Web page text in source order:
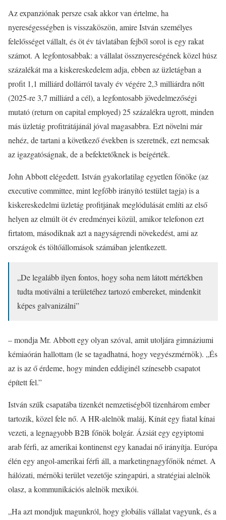
Az expanziónak persze csak akkor van értelme, ha
nyereségességben is visszaköszön, amire István személyes
felelősséget vállalt, és öt év távlatában fejből sorol is egy rakat
számot. A legfontosabbak: a vállalat össznyereségének közel húsz
százalékát ma a kiskereskedelem adja, ebben az üzletágban a
profit 1,1 milliárd dollárról tavaly év végére 2,3 milliárdra nőtt
(2025-re 3,7 milliárd a cél), a legfontosabb jövedelmezőségi
mutató (return on capital employed) 25 százalékra ugrott, minden
más üzletág profitrátájánál jóval magasabbra. Ezt növelni már
nehéz, de tartani a következő években is szeretnék, ezt nemcsak
az igazgatóságnak, de a befektetőknek is beígérték.
John Abbott elégedett. István gyakorlatilag egyetlen főnöke (az
executive committee, mint legfőbb irányító testület tagja) is a
kiskereskedelmi üzletág profitjának meglódulását említi az első
helyen az elmúlt öt év eredményei közül, amikor telefonon ezt
firtatom, másodiknak azt a nagyságrendi növekedést, ami az
országok és töltőállomások számában jelentkezett.
„De legalább ilyen fontos, hogy soha nem látott mértékben
tudta motiválni a területéhez tartozó embereket, mindenkit
képes galvanizálni”
– mondja Mr. Abbott egy olyan szóval, amit utoljára gimnáziumi
kémiaórán hallottam (le se tagadhatná, hogy vegyészmérnök). „És
az is az ő érdeme, hogy minden eddiginél színesebb csapatot
épített fel.”
István szűk csapatába tizenkét nemzetiségből tizenhárom ember
tartozik, közel fele nő. A HR-alelnök maláj, Kínát egy fiatal kínai
vezeti, a legnagyobb B2B főnök bolgár. Ázsiát egy egyiptomi
arab férfi, az amerikai kontinenst egy kanadai nő irányítja. Európa
élén egy angol-amerikai férfi áll, a marketingnagyfőnök német. A
hálózati, mérnöki terület vezetője szingapúri, a stratégiai alelnök
olasz, a kommunikációs alelnök mexikói.
„Ha azt mondjuk magunkról, hogy globális vállalat vagyunk, és a